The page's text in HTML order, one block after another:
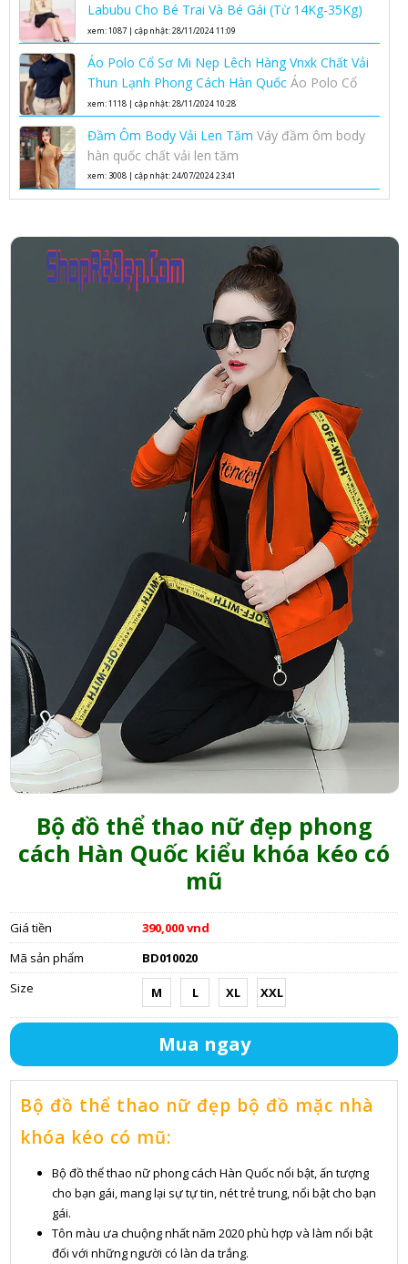
Labubu Cho Bé Trai Và Bé Gái (Từ 14Kg-35Kg)
Kiểu Bo Gấu Bo Tay Phong Cách Hàn Quốc
xem: 1087 | cập nhật: 28/11/2024 11:09
Áo Polo Cổ Sơ Mi Nẹp Lêch Hàng Vnxk Chất Vải
Thun Lạnh Phong Cách Hàn Quốc Áo Polo Cổ
Sơ Mi Nẹp Lêch Hàng Vnxk Chất Vải Thun Lạnh
xem: 1118 | cập nhật: 28/11/2024 10:28
Đầm Ôm Body Vải Len Tăm Váy đầm ôm body
hàn quốc chất vải len tăm
xem: 3008 | cập nhật: 24/07/2024 23:41
Bộ đồ thể thao nữ đẹp phong
cách Hàn Quốc kiểu khóa kéo có
mũ
Giá tiền
390,000 vnd
Mã sản phẩm
BD010020
Size
M L XL XXL
Mua ngay
Bộ đồ thể thao nữ đẹp bộ đồ mặc nhà
khóa kéo có mũ:
Bộ đồ thể thao nữ phong cách Hàn Quốc nổi bật, ấn tượng
cho bạn gái, mang lại sự tự tin, nét trẻ trung, nổi bật cho bạn
gái.
Tôn màu ưa chuộng nhất năm 2020 phù hợp và làm nổi bật
đối với những người có làn da trắng.